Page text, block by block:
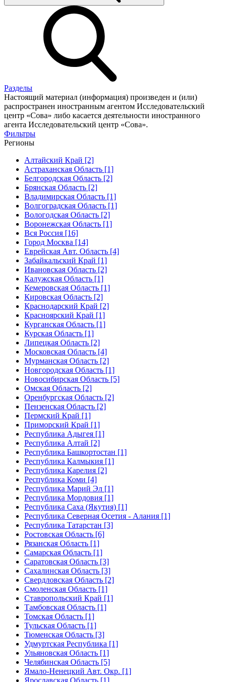
Разделы
Настоящий материал (информация) произведен и (или)
распространен иностранным агентом Исследовательский
центр «Сова» либо касается деятельности иностранного
агента Исследовательский центр «Сова».
Фильтры
Регионы
Алтайский Край [2]
Астраханская Область [1]
Белгородская Область [2]
Брянская Область [2]
Владимирская Область [1]
Волгоградская Область [1]
Вологодская Область [2]
Воронежская Область [1]
Вся Россия [16]
Город Москва [14]
Еврейская Авт. Область [4]
Забайкальский Край [1]
Ивановская Область [2]
Калужская Область [1]
Кемеровская Область [1]
Кировская Область [2]
Краснодарский Край [2]
Красноярский Край [1]
Курганская Область [1]
Курская Область [1]
Липецкая Область [2]
Московская Область [4]
Мурманская Область [2]
Новгородская Область [1]
Новосибирская Область [5]
Омская Область [2]
Оренбургская Область [2]
Пензенская Область [2]
Пермский Край [1]
Приморский Край [1]
Республика Адыгея [1]
Республика Алтай [2]
Республика Башкортостан [1]
Республика Калмыкия [1]
Республика Карелия [2]
Республика Коми [4]
Республика Марий Эл [1]
Республика Мордовия [1]
Республика Саха (Якутия) [1]
Республика Северная Осетия - Алания [1]
Республика Татарстан [3]
Ростовская Область [6]
Рязанская Область [1]
Самарская Область [1]
Саратовская Область [3]
Сахалинская Область [3]
Свердловская Область [2]
Смоленская Область [1]
Ставропольский Край [1]
Тамбовская Область [1]
Томская Область [1]
Тульская Область [1]
Тюменская Область [3]
Удмуртская Республика [1]
Ульяновская Область [1]
Челябинская Область [5]
Ямало-Ненецкий Авт. Окр. [1]
Ярославская Область [1]